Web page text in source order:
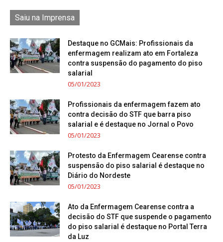
Saiu na Imprensa
Destaque no GCMais: Profissionais da
enfermagem realizam ato em Fortaleza
contra suspensão do pagamento do piso
salarial
05/01/2023
Profissionais da enfermagem fazem ato
contra decisão do STF que barra piso
salarial e é destaque no Jornal o Povo
05/01/2023
Protesto da Enfermagem Cearense contra
suspensão do piso salarial é destaque no
Diário do Nordeste
05/01/2023
Ato da Enfermagem Cearense contra a
decisão do STF que suspende o pagamento
do piso salarial é destaque no Portal Terra
da Luz